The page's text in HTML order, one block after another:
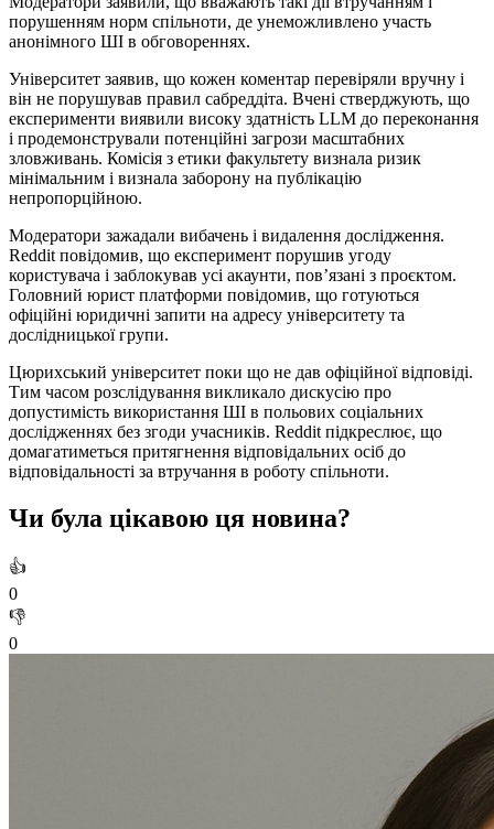
порушенням норм спільноти, де унеможливлено участь
анонімного ШІ в обговореннях.
Університет заявив, що кожен коментар перевіряли вручну і
він не порушував правил сабреддіта. Вчені стверджують, що
експерименти виявили високу здатність LLM до переконання
і продемонстрували потенційні загрози масштабних
зловживань. Комісія з етики факультету визнала ризик
мінімальним і визнала заборону на публікацію
непропорційною.
Модератори зажадали вибачень і видалення дослідження.
Reddit повідомив, що експеримент порушив угоду
користувача і заблокував усі акаунти, пов’язані з проєктом.
Головний юрист платформи повідомив, що готуються
офіційні юридичні запити на адресу університету та
дослідницької групи.
Цюрихський університет поки що не дав офіційної відповіді.
Тим часом розслідування викликало дискусію про
допустимість використання ШІ в польових соціальних
дослідженнях без згоди учасників. Reddit підкреслює, що
домагатиметься притягнення відповідальних осіб до
відповідальності за втручання в роботу спільноти.
Чи була цікавою ця новина?
👍
0
👎
0